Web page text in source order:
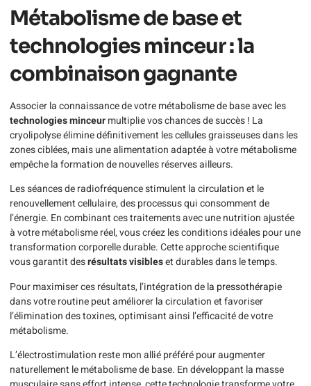
Métabolisme de base et
technologies minceur : la
combinaison gagnante
Associer la connaissance de votre métabolisme de base avec les
technologies minceurmultiplie vos chances de succès ! La
cryolipolyse élimine définitivement les cellules graisseuses dans les
zones ciblées, mais une alimentation adaptée à votre métabolisme
empêche la formation de nouvelles réserves ailleurs.
Les séances de radiofréquence stimulent la circulation et le
renouvellement cellulaire, des processus qui consomment de
l’énergie. En combinant ces traitements avec une nutrition ajustée
à votre métabolisme réel, vous créez les conditions idéales pour une
transformation corporelle durable. Cette approche scientifique
vous garantit desrésultats visibleset durables dans le temps.
Pour maximiser ces résultats, l’intégration dela pressothérapie
dans votre routine peut améliorer la circulation et favoriser
l’élimination des toxines, optimisant ainsi l’efficacité de votre
métabolisme.
L’électrostimulation reste mon allié préféré pour augmenter
naturellement le métabolisme de base. En développant la masse